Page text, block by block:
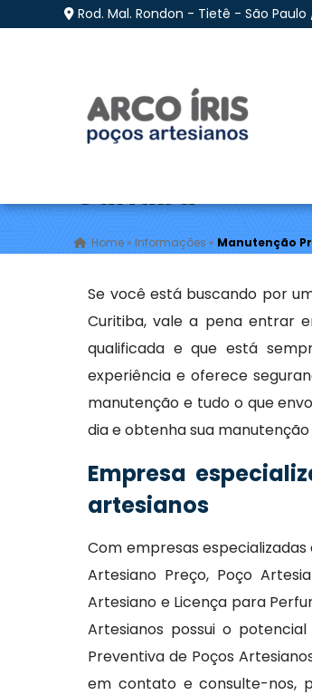
Rod. Mal. Rondon - Tietê - São Paulo
Manutenção
Curitiba
Home »Informações » Manutenção
Se você está buscando por
Curitiba, vale a pena entrar
qualificada e que está
experiência e oferece
manutenção e tudo o que
dia e obtenha sua
Empresa
artesianos
Com empresas
Artesiano Preço, Poço
Artesiano e Licença para
Artesianos possui o
Preventiva de Poços
em contato e consulte-nos,